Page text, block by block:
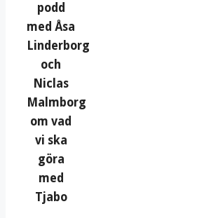
podd
med Åsa
Linderborg
och
Niclas
Malmborg
om vad
vi ska
göra
med
Tjabo